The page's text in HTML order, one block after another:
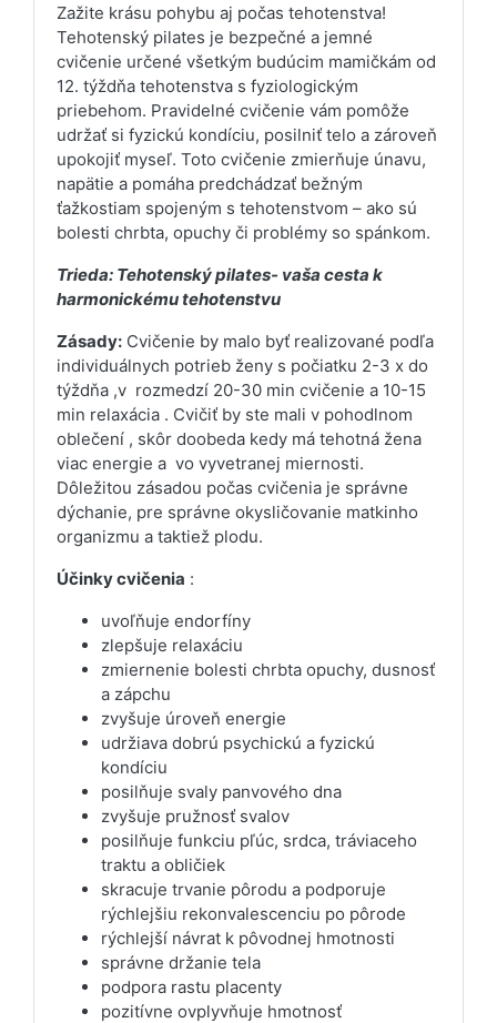
Zažite krásu pohybu aj počas tehotenstva!
Tehotenský pilates je bezpečné a jemné
cvičenie určené všetkým budúcim mamičkám od
12. týždňa tehotenstva s fyziologickým
priebehom. Pravidelné cvičenie vám pomôže
udržať si fyzickú kondíciu, posilniť telo a zároveň
upokojiť myseľ. Toto cvičenie zmierňuje únavu,
napätie a pomáha predchádzať bežným
ťažkostiam spojeným s tehotenstvom – ako sú
bolesti chrbta, opuchy či problémy so spánkom.
Trieda: Tehotenský pilates- vaša cesta k
harmonickému tehotenstvu
Zásady: Cvičenie by malo byť realizované podľa
individuálnych potrieb ženy s počiatku 2-3 x do
týždňa ,v rozmedzí 20-30 min cvičenie a 10-15
min relaxácia . Cvičiť by ste mali v pohodlnom
oblečení , skôr doobeda kedy má tehotná žena
viac energie a vo vyvetranej miernosti.
Dôležitou zásadou počas cvičenia je správne
dýchanie, pre správne okysličovanie matkinho
organizmu a taktiež plodu.
Účinky cvičenia :
uvoľňuje endorfíny
zlepšuje relaxáciu
zmiernenie bolesti chrbta opuchy, dusnosť
a zápchu
zvyšuje úroveň energie
udržiava dobrú psychickú a fyzickú
kondíciu
posilňuje svaly panvového dna
zvyšuje pružnosť svalov
posilňuje funkciu pľúc, srdca, tráviaceho
traktu a obličiek
skracuje trvanie pôrodu a podporuje
rýchlejšiu rekonvalescenciu po pôrode
rýchlejší návrat k pôvodnej hmotnosti
správne držanie tela
podpora rastu placenty
pozitívne ovplyvňuje hmotnosť